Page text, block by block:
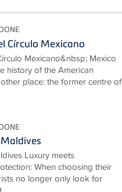
Círculo Mexicano
Mexicano&nbsp; Mexico
history of the American
place: the former centre of
Luxury meets
When choosing their
no longer only look for